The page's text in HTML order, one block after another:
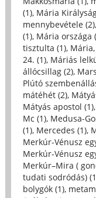
(1), Mária
mennybevétele (2),
(1), Mária országa
tisztulta (1),
24. (1), Máriás
állócsillag (2),
Plútó
mátéhét (2),
Mátyás apostol (1),
Mc (1), Medusa-
(1), Mercedes (1),
Merkúr-Vénusz
Merkúr-Vénusz
Merkúr–Mira (
tudati sodródás)
bolygók (1),